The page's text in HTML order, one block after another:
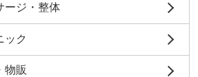
ージ・整体
ック
物販